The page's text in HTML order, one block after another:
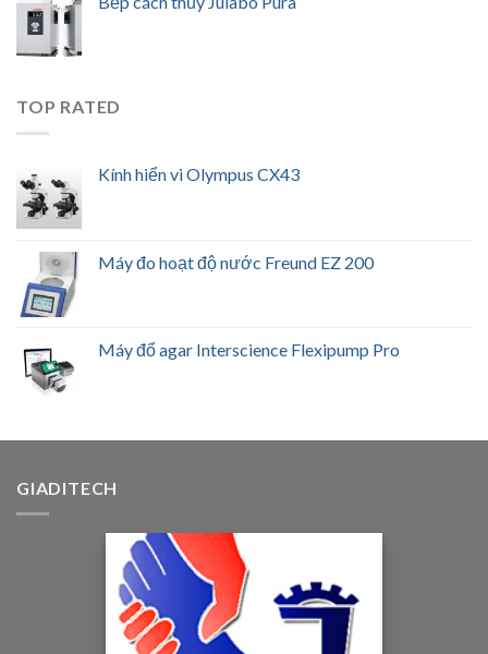
TOP RATED
Kính hiển vi Olympus CX43
Máy đo hoạt độ nước Freund EZ 200
Máy đổ agar Interscience Flexipump Pro
GIADITECH